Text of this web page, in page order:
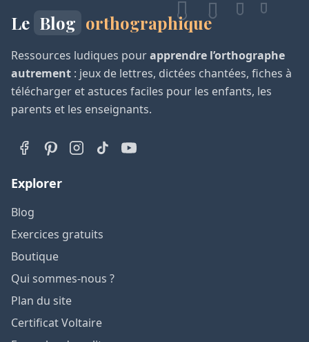
Le Blog orthographique
Ressources ludiques pourapprendre l’orthographe
autrement : jeux de lettres, dictées chantées, fiches à
télécharger et astuces faciles pour les enfants, les
parents et les enseignants.
Explorer
Blog
Exercices gratuits
Boutique
Qui sommes-nous ?
Plan du site
Certificat Voltaire